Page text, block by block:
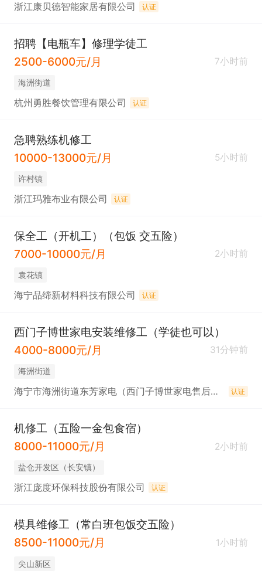
浙江康贝德智能家居有限公司 认证
招聘【电瓶车】修理学徒工
2500-6000元/月
7小时前
海洲街道
杭州勇胜餐饮管理有限公司 认证
急聘熟练机修工
10000-13000元/月
5小时前
许村镇
浙江玛雅布业有限公司 认证
保全工（开机工）（包饭 交五险）
7000-10000元/月
2小时前
袁花镇
海宁品缔新材料科技有限公司 认证
西门子博世家电安装维修工（学徒也可以）
4000-8000元/月
31分钟前
海洲街道
海宁市海洲街道东芳家电（西门子博世家电售后服务部） 认证
机修工（五险一金包食宿）
8000-11000元/月
2小时前
盐仓开发区（长安镇）
浙江庞度环保科技股份有限公司 认证
模具维修工（常白班包饭交五险）
8500-11000元/月
1小时前
尖山新区